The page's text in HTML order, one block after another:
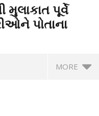
મુલાકાત પૂર્વે
પોતાના
MORE